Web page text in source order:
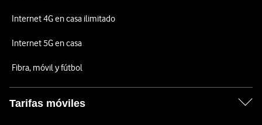
Internet 4G en casa ilimitado
Internet 5G en casa
Fibra, móvil y fútbol
Tarifas móviles